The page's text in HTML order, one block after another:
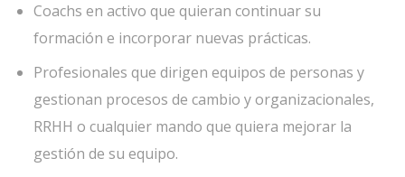
Coachs en activo que quieran continuar su
formación e incorporar nuevas prácticas.
Profesionales que dirigen equipos de personas y
gestionan procesos de cambio y organizacionales,
RRHH o cualquier mando que quiera mejorar la
gestión de su equipo.